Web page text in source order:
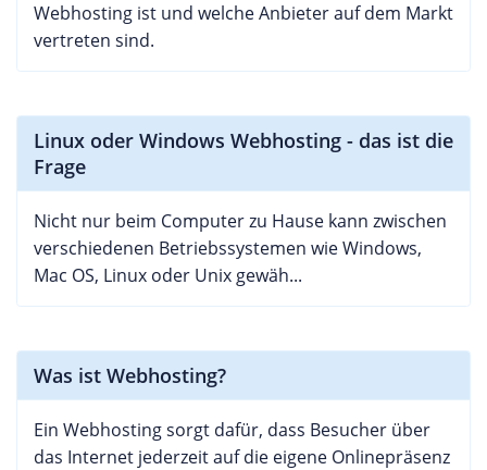
Webhosting ist und welche Anbieter auf dem Markt
vertreten sind.
Linux oder Windows Webhosting - das ist die
Frage
Nicht nur beim Computer zu Hause kann zwischen
verschiedenen Betriebssystemen wie Windows,
Mac OS, Linux oder Unix gewäh...
Was ist Webhosting?
Ein Webhosting sorgt dafür, dass Besucher über
das Internet jederzeit auf die eigene Onlinepräsenz